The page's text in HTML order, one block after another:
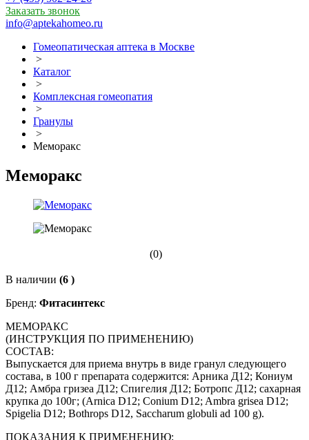
Заказать звонок
info@aptekahomeo.ru
Гомеопатическая аптека в Москве
>
Каталог
>
Комплексная гомеопатия
>
Гранулы
>
Меморакс
Меморакс
(0)
В наличии (6 )
Бренд: Фитасинтекс
МЕМОРАКС
(ИНСТРУКЦИЯ ПО ПРИМЕНЕНИЮ)
СОСТАВ:
Выпускается для приема внутрь в виде гранул следующего
состава, в 100 г препарата содержится: Арника Д12; Кониум
Д12; Амбра гризеа Д12; Спигелия Д12; Ботропс Д12; сахарная
крупка до 100г; (Arnica D12; Conium D12; Ambra grisea D12;
Spigelia D12; Bothrops D12, Saccharum globuli ad 100 g).
ПОКАЗАНИЯ К ПРИМЕНЕНИЮ: